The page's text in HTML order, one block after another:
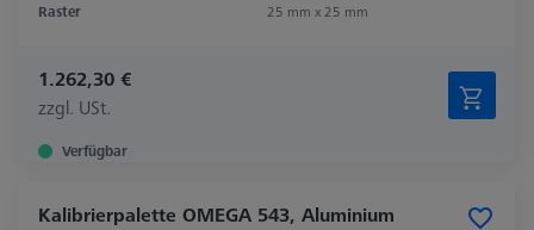
Raster
25 mm x 25 mm
1.262,30 €
zzgl. USt.
Verfügbar
Kalibrierpalette OMEGA 543, Aluminium